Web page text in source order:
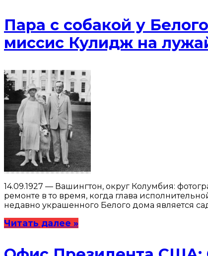
Пара с собакой у
миссис Кулидж на
14.09.1927 — Вашингтон, округ Колумбия:
ремонте в то время, когда глава
недавно украшенного Белого дома является
Читать далее »